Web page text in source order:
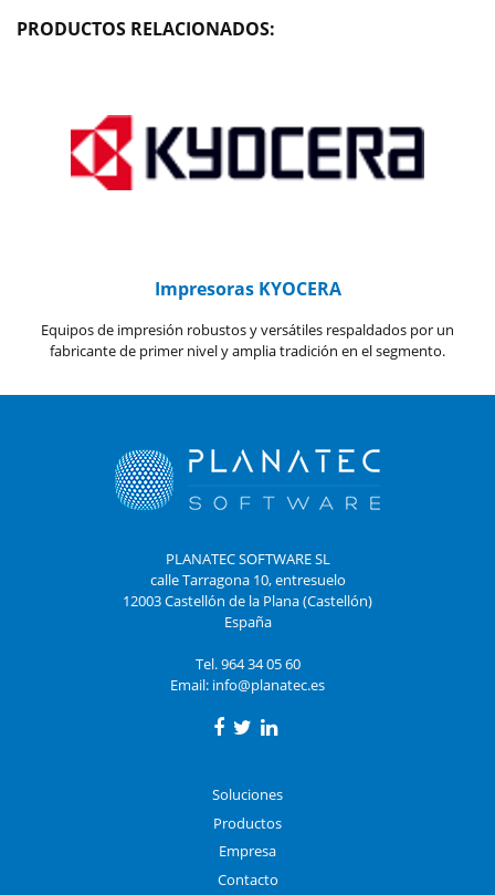
PRODUCTOS RELACIONADOS:
Impresoras KYOCERA
Equipos de impresión robustos y versátiles respaldados por un
fabricante de primer nivel y amplia tradición en el segmento.
PLANATEC SOFTWARE SL
calle Tarragona 10, entresuelo
12003 Castellón de la Plana (Castellón)
España
Tel. 964 34 05 60
Email: info@planatec.es
Soluciones
Productos
Empresa
Contacto